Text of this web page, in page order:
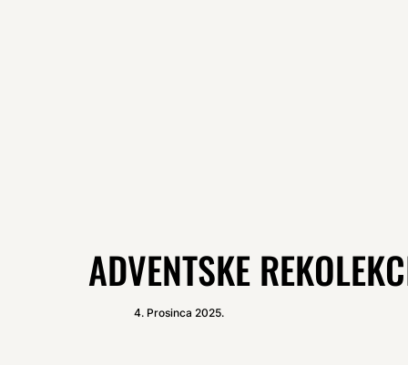
ADVENTSKE
4. Prosinca 2025.